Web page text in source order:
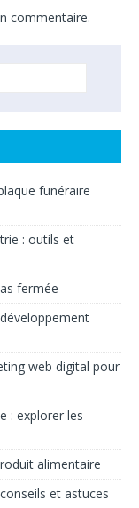
commentaire.
funéraire
: outils et
fermée
web digital pour
: explorer les
alimentaire
et astuces